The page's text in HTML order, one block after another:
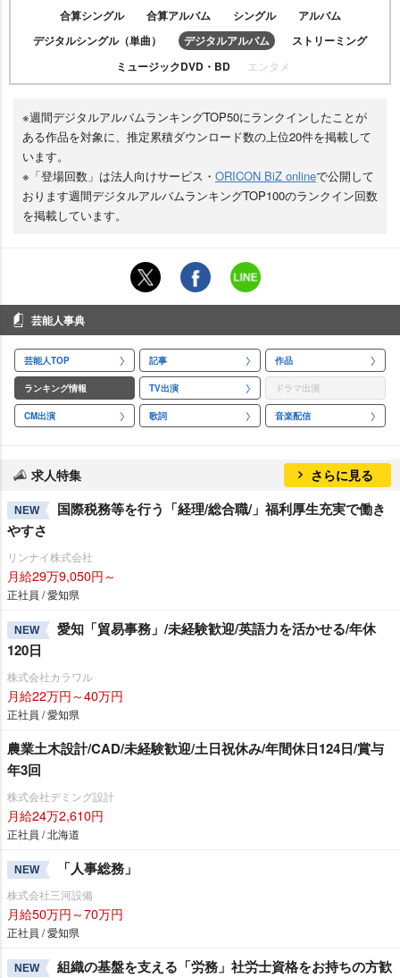
合算シングル 合算アルバム シングル
アルバム
デジタルシングル（単曲）
デジタルアルバム
ストリーミング
ミュージックDVD・BD
エンタメ
※週間デジタルアルバムランキングTOP50にランクインしたことが
ある作品を対象に、推定累積ダウンロード数の上位20件を掲載して
います。
※「登場回数」は法人向けサービス・ ORICON BiZ onlineで公開して
おります週間デジタルアルバムランキングTOP100のランクイン回数
を掲載しています。
芸能人事典
芸能人TOP 記事 作品
ランキング情報 TV出演 ドラマ出演
CM出演 歌詞 音楽配信
求人特集 さらに見る
NEW
国際税務等を行う「経理/総合職/」福利厚生充実で働き
すさ
リンナイ株式会社
月給29万9,050円～
正社員 / 愛知県
NEW
愛知「貿易事務」/未経験歓迎/英語力を活かせる/年休
120日
株式会社カラワル
月給22万円～40万円
正社員 / 愛知県
農業土木設計/CAD/未経験歓迎/土日祝休み/年間休日124日/賞与
年3回
株式会社デミング設計
月給24万2,610円
正社員 / 北海道
NEW 「人事総務」
株式会社三河設備
月給50万円～70万円
正社員 / 愛知県
NEW 組織の基盤を支える「労務」社労士資格をお持ちの方歓